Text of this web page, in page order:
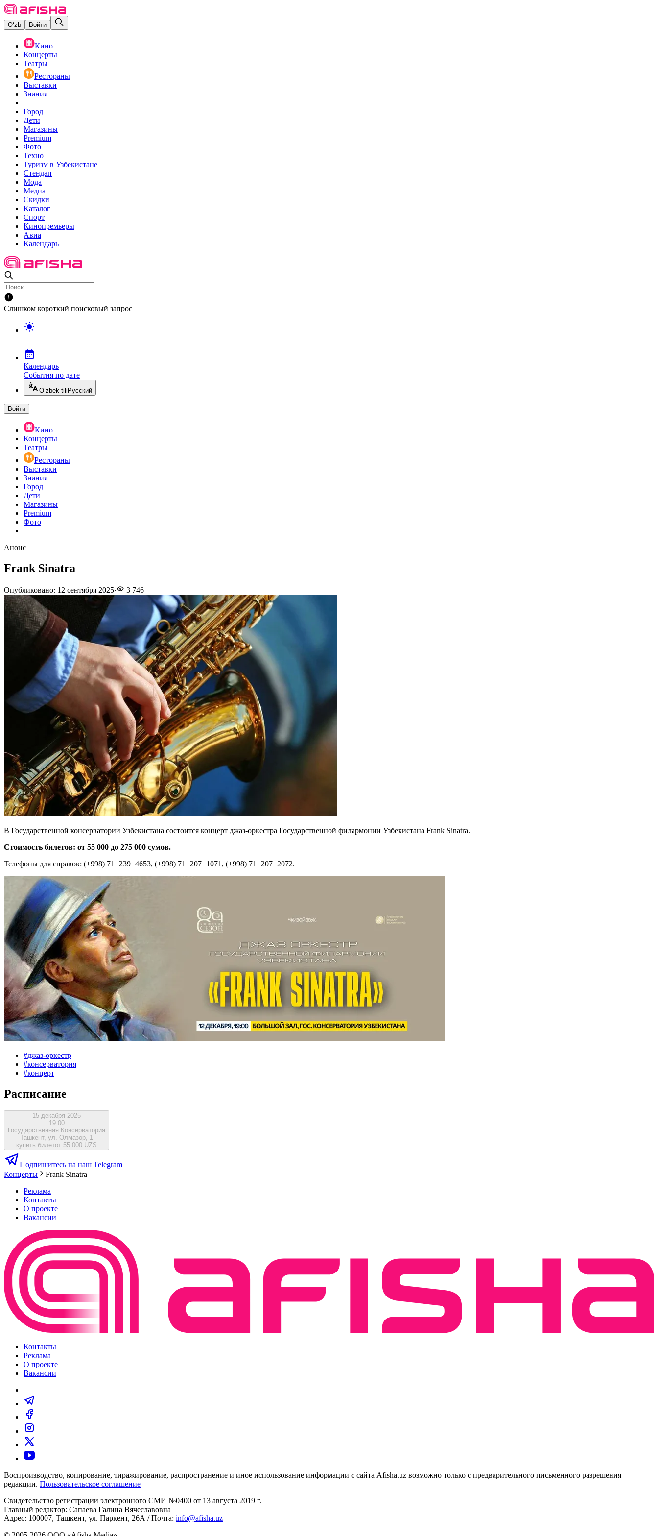
O‘zb Войти
Кино
Концерты
Театры
Рестораны
Выставки
Знания
Город
Дети
Магазины
Premium
Фото
Техно
Туризм в Узбекистане
Стендап
Мода
Медиа
Скидки
Каталог
Спорт
Кинопремьеры
Авиа
Календарь
Слишком короткий поисковый запрос
Календарь
События по дате
O’zbek tili Русский
Войти
Кино
Концерты
Театры
Рестораны
Выставки
Знания
Город
Дети
Магазины
Premium
Фото
Анонс
Frank Sinatra
Опубликовано: 12 сентября 2025· 3 746
В Государственной консерватории Узбекистана состоится концерт джаз-оркестра Государственной филармонии Узбекистана Frank Sinatra.
Стоимость билетов: от 55 000 до 275 000 сумов.
Телефоны для справок: (+998) 71−239−4653, (+998) 71−207−1071, (+998) 71−207−2072.
#джаз-оркестр
#консерватория
#концерт
Расписание
15 декабря 2025
19:00
Государственная Консерватория
Ташкент, ул. Олмазор, 1
купить билетот 55 000 UZS
Подпишитесь на наш Telegram
Концерты
Frank Sinatra
Реклама
Контакты
О проекте
Вакансии
Контакты
Реклама
О проекте
Вакансии
Воспроизводство, копирование, тиражирование, распространение и иное использование информации с сайта Afisha.uz возможно только с предварительного письменного разрешения
редакции. Пользовательское соглашение
Свидетельство регистрации электронного СМИ №0400 от 13 августа 2019 г.
Главный редактор: Сапаева Галина Вячеславовна
Адрес: 100007, Ташкент, ул. Паркент, 26А / Почта: info@afisha.uz